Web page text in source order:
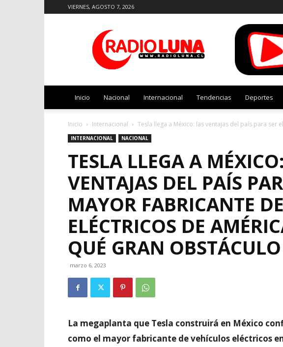
VIERNES, AGOSTO 7, 2026
Luna
Inicio Nacional Internacional Tendencias Deportes
Inicio Internacional Tesla llega a México: las ventajas del país para ser
INTERNACIONAL NACIONAL
TESLA LLEGA A
VENTAJAS DEL PAÍS
MAYOR FABRICANTE
ELÉCTRICOS DE
QUÉ GRAN
marzo 6, 2023
La megaplanta que Tesla construirá en México
como el mayor fabricante de vehículos eléctricos